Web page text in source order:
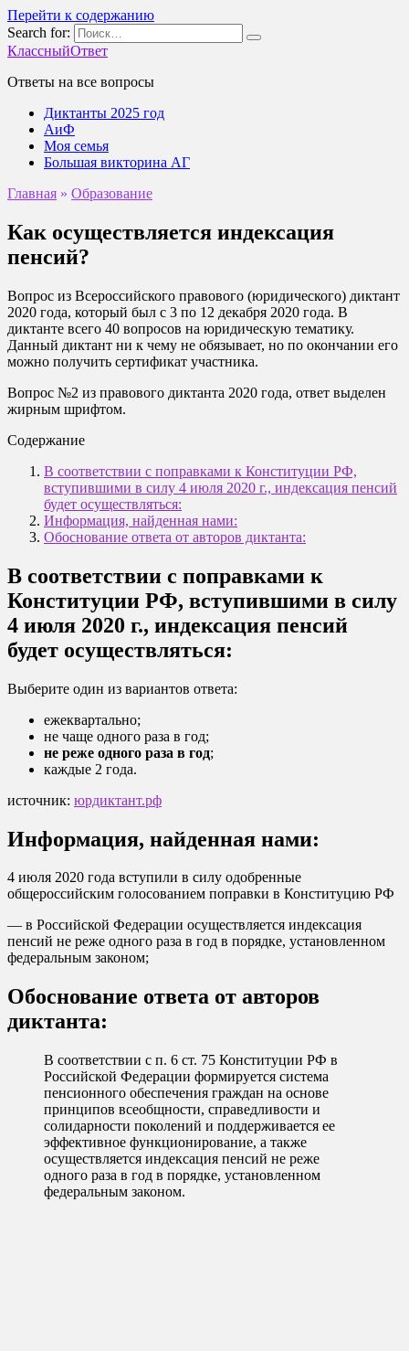
Перейти к содержанию
Search for:
КлассныйОтвет
Ответы на все вопросы
Диктанты 2025 год
АиФ
Моя семья
Большая викторина АГ
Главная » Образование
Как осуществляется индексация
пенсий?
Вопрос из Всероссийского правового (юридического) диктант
2020 года, который был с 3 по 12 декабря 2020 года. В
диктанте всего 40 вопросов на юридическую тематику.
Данный диктант ни к чему не обязывает, но по окончании его
можно получить сертификат участника.
Вопрос №2 из правового диктанта 2020 года, ответ выделен
жирным шрифтом.
Содержание
В соответствии с поправками к Конституции РФ,
вступившими в силу 4 июля 2020 г., индексация пенсий
будет осуществляться:
Информация, найденная нами:
Обоснование ответа от авторов диктанта:
В соответствии с поправками к
Конституции РФ, вступившими в силу
4 июля 2020 г., индексация пенсий
будет осуществляться:
Выберите один из вариантов ответа:
ежеквартально;
не чаще одного раза в год;
не реже одного раза в год;
каждые 2 года.
источник: юрдиктант.рф
Информация, найденная нами:
4 июля 2020 года вступили в силу одобренные
общероссийским голосованием поправки в Конституцию РФ
— в Российской Федерации осуществляется индексация
пенсий не реже одного раза в год в порядке, установленном
федеральным законом;
Обоснование ответа от авторов
диктанта:
В соответствии с п. 6 ст. 75 Конституции РФ в
Российской Федерации формируется система
пенсионного обеспечения граждан на основе
принципов всеобщности, справедливости и
солидарности поколений и поддерживается ее
эффективное функционирование, а также
осуществляется индексация пенсий не реже
одного раза в год в порядке, установленном
федеральным законом.